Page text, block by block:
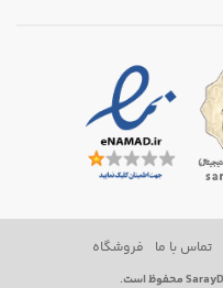
تماس با ما فروشگاه